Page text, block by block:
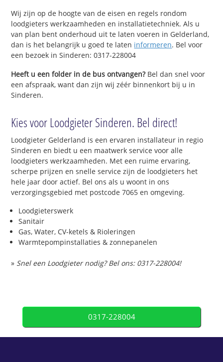
Wij zijn op de hoogte van de eisen en regels rondom
loodgieters werkzaamheden en installatietechniek. Als u
van plan bent onderhoud uit te laten voeren in Gelderland,
dan is het belangrijk u goed te laten informeren. Bel voor
een bezoek in Sinderen: 0317-228004
Heeft u een folder in de bus ontvangen?Bel dan snel voor
een afspraak, want dan zijn wij zéér binnenkort bij u in
Sinderen.
Kies voor Loodgieter Sinderen. Bel direct!
Loodgieter Gelderland is een ervaren installateur in regio
Sinderen en biedt u een maatwerk service voor alle
loodgieters werkzaamheden. Met een ruime ervaring,
scherpe prijzen en snelle service zijn de loodgieters het
hele jaar door actief. Bel ons als u woont in ons
verzorgingsgebied met postcode 7065 en omgeving.
Loodgieterswerk
Sanitair
Gas, Water, CV-ketels & Rioleringen
Warmtepompinstallaties & zonnepanelen
» Snel een Loodgieter nodig? Bel ons: 0317-228004!
0317-228004